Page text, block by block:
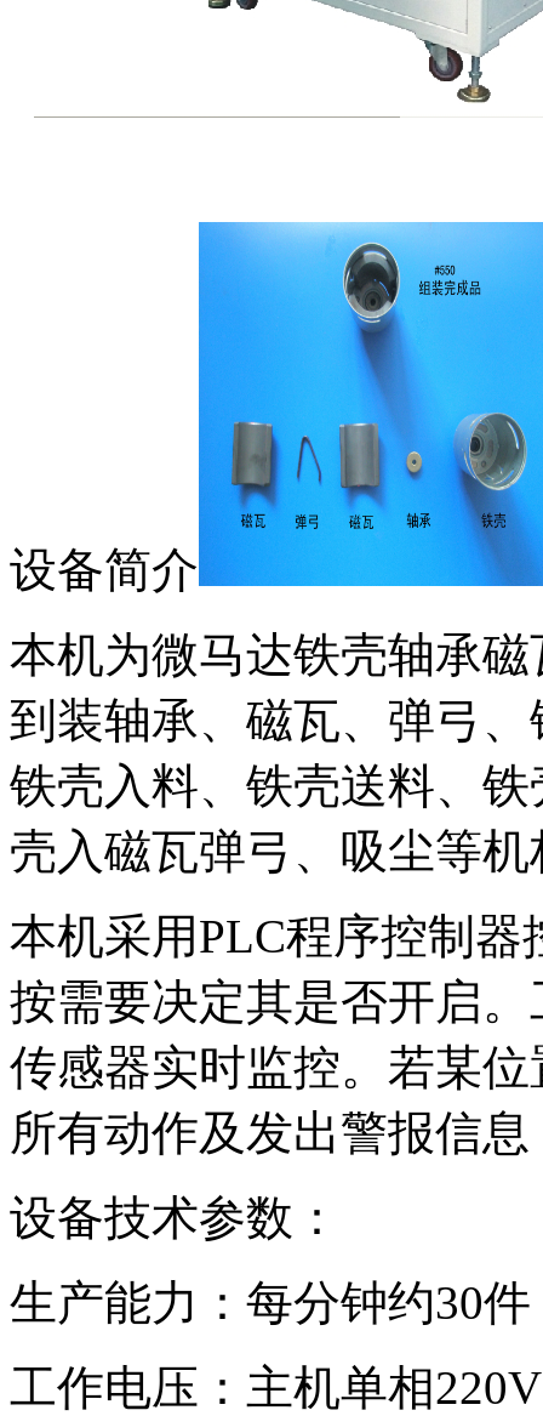
设备简介
本机为微马达铁壳轴承
到装轴承、磁瓦、弹弓
铁壳入料、铁壳送料、
壳入磁瓦弹弓、吸尘等
本机采用PLC程序控制器
按需要决定其是否开启
传感器实时监控。若某
所有动作及发出警报信息
设备技术参数：
生产能力：每分钟约30件
工作电压：主机单相